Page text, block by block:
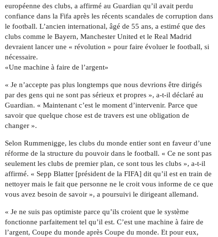
européenne des clubs, a affirmé au Guardian qu’il avait perdu
confiance dans la Fifa après les récents scandales de corruption dans
le football. L’ancien international, âgé de 55 ans, a estimé que des
clubs comme le Bayern, Manchester United et le Real Madrid
devraient lancer une « révolution » pour faire évoluer le football, si
nécessaire.
«Une machine à faire de l’argent»
« Je n’accepte pas plus longtemps que nous devrions être dirigés
par des gens qui ne sont pas sérieux et propres », a-t-il déclaré au
Guardian. « Maintenant c’est le moment d’intervenir. Parce que
savoir que quelque chose est de travers est une obligation de
changer ».
Selon Rummenigge, les clubs du monde entier sont en faveur d’une
réforme de la structure du pouvoir dans le football. « Ce ne sont pas
seulement les clubs de premier plan, ce sont tous les clubs », a-t-il
affirmé. « Sepp Blatter [président de la FIFA] dit qu’il est en train de
nettoyer mais le fait que personne ne le croit vous informe de ce que
vous avez besoin de savoir », a poursuivi le dirigeant allemand.
« Je ne suis pas optimiste parce qu’ils croient que le système
fonctionne parfaitement tel qu’il est. C’est une machine à faire de
l’argent, Coupe du monde après Coupe du monde. Et pour eux,